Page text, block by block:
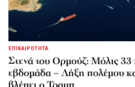
ΕΠΙΚΑΙΡΟΤΗΤΑ
Στενά του Ορμούζ: Μόλις 33
εβδομάδα – Λήξη πολέμου